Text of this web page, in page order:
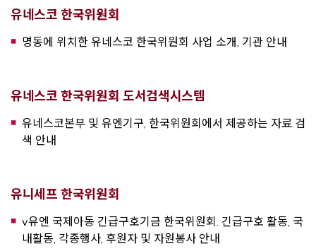
유네스코 한국위원회
명동에 위치한 유네스코 한국위원회 사업 소개, 기관 안내
유네스코 한국위원회 도서검색시스템
유네스코본부 및 유엔기구, 한국위원회에서 제공하는 자료 검
색 안내
유니세프 한국위원회
v유엔 국제아동 긴급구호기금 한국위원회. 긴급구호 활동, 국
내활동, 각종행사, 후원자 및 자원봉사 안내